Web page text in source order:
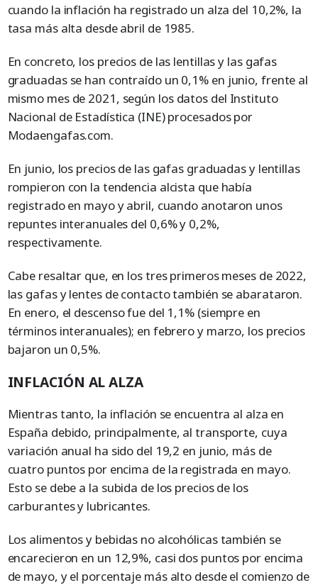
cuando la inflación ha registrado un alza del 10,2%, la
tasa más alta desde abril de 1985.
En concreto, los precios de las lentillas y las gafas
graduadas se han contraído un 0,1% en junio, frente al
mismo mes de 2021, según los datos del Instituto
Nacional de Estadística (INE) procesados por
Modaengafas.com.
En junio, los precios de las gafas graduadas y lentillas
rompieron con la tendencia alcista que había
registrado en mayo y abril, cuando anotaron unos
repuntes interanuales del 0,6% y 0,2%,
respectivamente.
Cabe resaltar que, en los tres primeros meses de 2022,
las gafas y lentes de contacto también se abarataron.
En enero, el descenso fue del 1,1% (siempre en
términos interanuales); en febrero y marzo, los precios
bajaron un 0,5%.
INFLACIÓN AL ALZA
Mientras tanto, la inflación se encuentra al alza en
España debido, principalmente, al transporte, cuya
variación anual ha sido del 19,2 en junio, más de
cuatro puntos por encima de la registrada en mayo.
Esto se debe a la subida de los precios de los
carburantes y lubricantes.
Los alimentos y bebidas no alcohólicas también se
encarecieron en un 12,9%, casi dos puntos por encima
de mayo, y el porcentaje más alto desde el comienzo de